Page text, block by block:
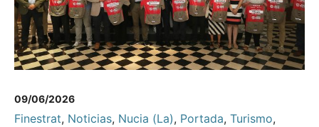
09/06/2026
Finestrat, Noticias, Nucia (La), Portada, Turismo,